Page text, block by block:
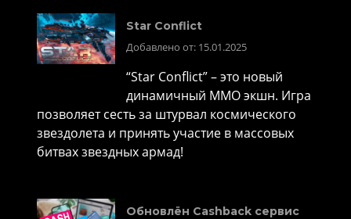
Star Conflict
Добавлено от: 15.01.2025
“Star Conflict” – это новый
динамичный MMO экшн. Игра
позволяет сесть за штурвал космического
звездолета и принять участие в массовых
битвах звездных армад!
Обновлён Cashback сервис